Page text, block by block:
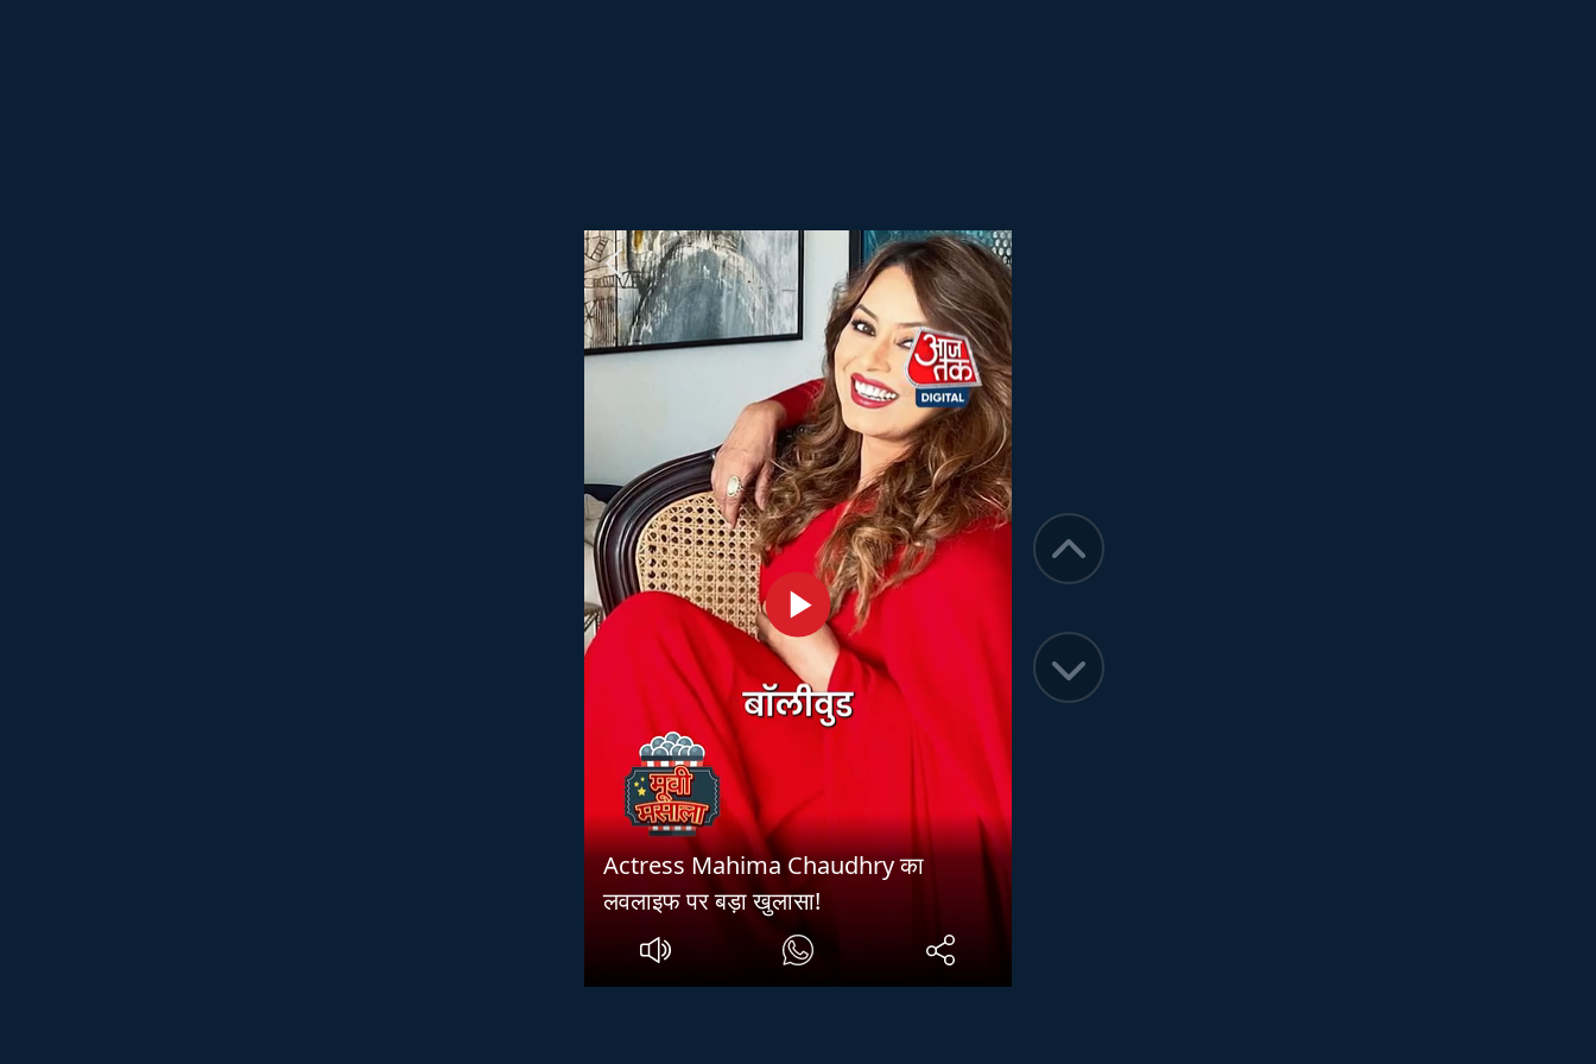
Actress Mahima Chaudhry का
लवलाइफ पर बड़ा खुलासा!